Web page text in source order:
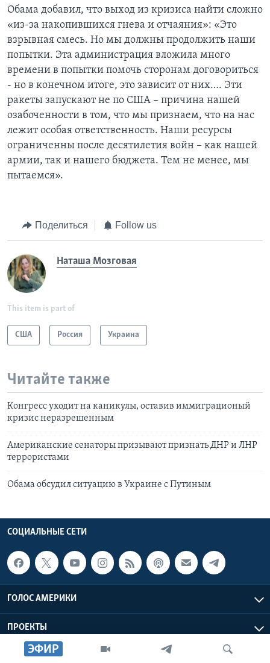
ЭФИР
Обама добавил, что выход из кризиса найти сложно
«из-за накопившихся гнева и отчаяния»: «Это
взрывная смесь. Но мы должны продолжить наши
попытки. Эта администрация вложила много
времени в попытки помочь сторонам договориться
- но в конечном итоге, это зависит от них…. Эти
ракеты запускают не по США – причина нашей
озабоченности в том, что мы признаем, что на нас
лежит особая ответственность. Наши ресурсы
ограниченны после десятилетия войн – как нашей
армии, так и нашего бюджета. Тем не менее, мы
пытаемся».
Поделиться Follow us
Наташа Мозговая
This item is part of
США Россия Украина
Читайте также
Конгресс уходит на каникулы, оставив иммиграционый
кризис неразрешенным
Американские сенаторы призывают признать ДНР и ЛНР
террористами
Обама обсудил ситуацию в Украине с Путиным
СОЦИАЛЬНЫЕ СЕТИ
ГОЛОС АМЕРИКИ
ПРОЕКТЫ